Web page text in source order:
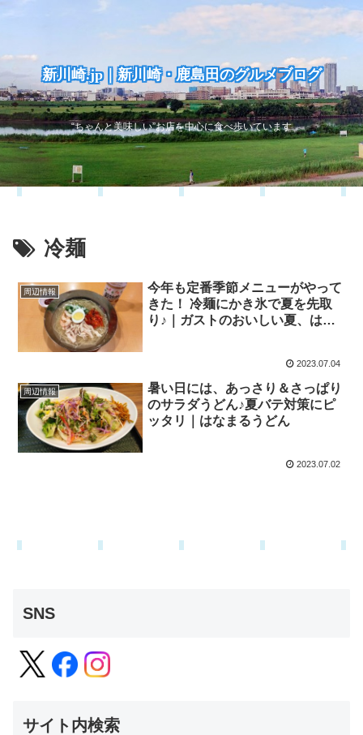
新川崎.jp｜新川崎・鹿島田のグルメブログ
“ちゃんと美味しい”お店を中心に食べ歩いています
冷麺
周辺情報
今年も定番季節メニューがやって
きた！ 冷麺にかき氷で夏を先取
り♪｜ガストのおいしい夏、はじ
2023.07.04
周辺情報
暑い日には、あっさり＆さっぱり
のサラダうどん♪夏バテ対策にピ
ッタリ｜はなまるうどん
2023.07.02
SNS
サイト内検索